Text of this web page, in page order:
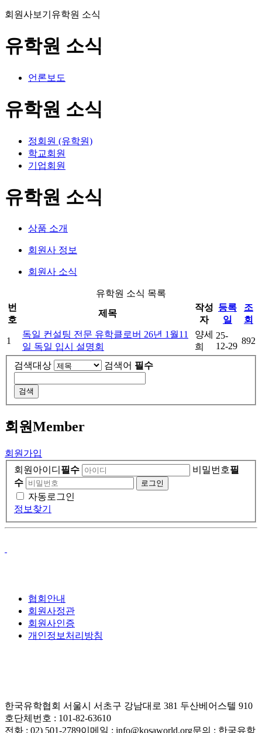
회원사보기 유학원 소식
유학원 소식
언론보도
유학원 소식
정회원 (유학원)
학교회원
기업회원
유학원 소식
상품 소개
회원사 정보
회원사 소식
유학원 소식 목록
번
호
제목
작성
자
등록
일
조
회
1
독일 컨설팅 전문 유학클로버 26년 1월11
일 독일 입시 설명회
양세
희
25-
12-29
892
검색대상 검색어 필수
검색
회원Member
회원가입
회원아이디 필수 비밀번호필
수
자동로그인
정보찾기
협회안내
회원사정관
회원사인증
개인정보처리방침
한국유학협회 서울시 서초구 강남대로 381 두산베어스텔 910
호단체번호 : 101-82-63610
전화 : 02) 501-2789이메일 : info@kosaworld.org문의 : 한국유학